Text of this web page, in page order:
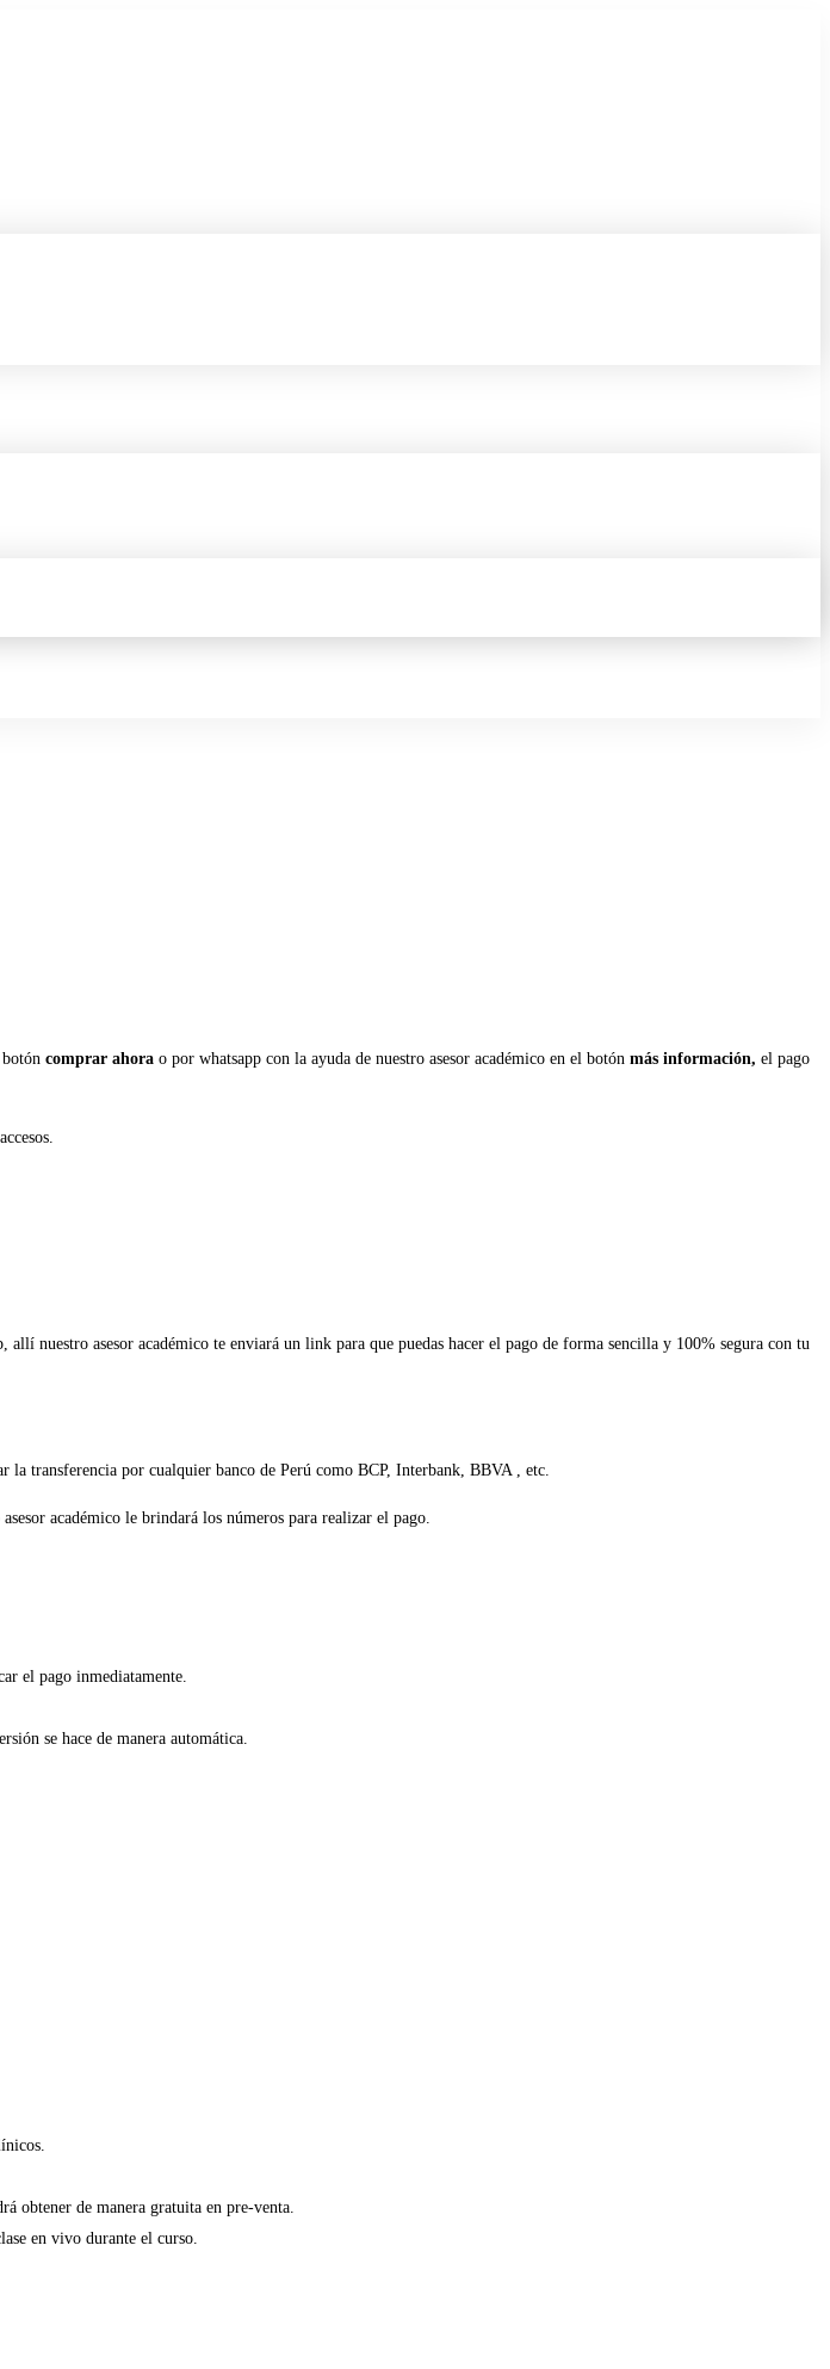
comprar ahora o por whatsapp con la ayuda de nuestro asesor académico en el botón más información, el pago
nuestro asesor académico te enviará un link para que puedas hacer el pago de forma sencilla y 100% segura con tu
la transferencia por cualquier banco de Perú como BCP, Interbank, BBVA , etc.
académico le brindará los números para realizar el pago.
el pago inmediatamente.
se hace de manera automática.
obtener de manera gratuita en pre-venta.
en vivo durante el curso.